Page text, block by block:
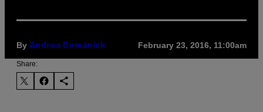
By Andrea Domanick February 23, 2016, 11:00am
Share: